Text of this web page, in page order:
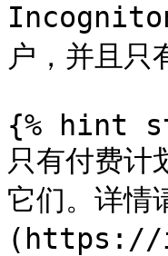
户，并且只
{% hint
只有付费计
它们。详情
(https://